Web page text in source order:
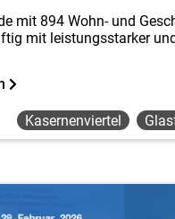
mit 894 Wohn- und
mit leistungsstarker
Kasernenviertel